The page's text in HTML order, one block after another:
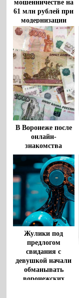
мошенничестве на
61 млн рублей при
модернизации
ЛОС
В Воронеже после
онлайн-
знакомства
фитнес-тренер
потеряла более 1
млн
Жулики под
предлогом
свидания с
девушкой начали
обманывать
воронежских